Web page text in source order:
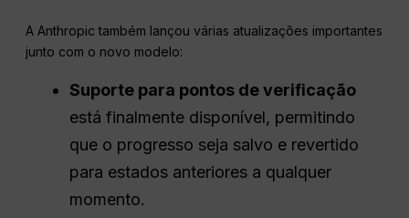
A Anthropic também lançou várias atualizações importantes
junto com o novo modelo:
Suporte para pontos de verificação
está finalmente disponível, permitindo
que o progresso seja salvo e revertido
para estados anteriores a qualquer
momento.